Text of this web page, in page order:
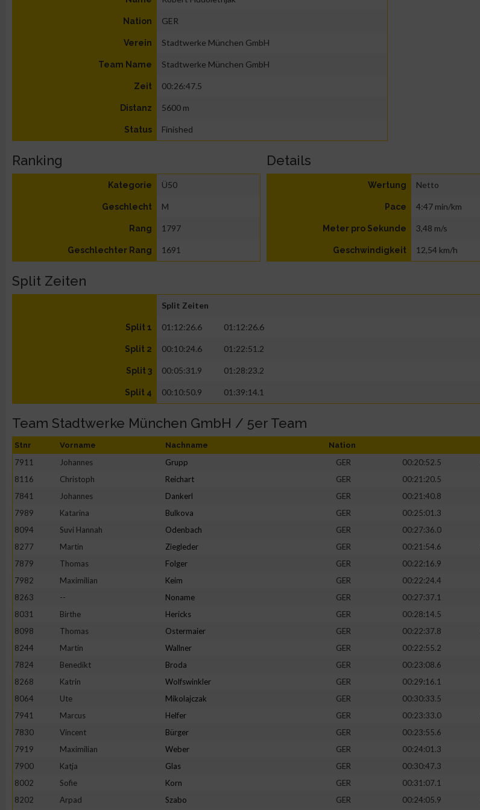
Nation GER
Verein Stadtwerke München GmbH
Team Name Stadtwerke München GmbH
Zeit 00:26:47.5
Distanz 5600 m
Status Finished
Ranking
Kategorie Ü50
Geschlecht M
Rang 1797
Geschlechter Rang 1691
Details
Wertung Netto
Pace 4:47 min/km
Meter pro Sekunde 3,48 m/s
Geschwindigkeit 12,54 km/h
Split Zeiten
Split Zeiten
Split 1 01:12:26.6 01:12:26.6
Split 2 00:10:24.6 01:22:51.2
Split 3 00:05:31.9 01:28:23.2
Split 4 00:10:50.9 01:39:14.1
Team Stadtwerke München GmbH / 5er Team
Stnr Vorname Nachname Nation
7911 Johannes Grupp GER 00:20:52.5
8116
Christoph Reichart GER
00:21:20.5
7841
Johannes Dankerl GER
00:21:40.8
7989
Katarina Bulkova GER
00:25:01.3
8094
Suvi Hannah Odenbach GER
00:27:36.0
8277
Martin Ziegleder GER 00:21:54.6
7879
Thomas Folger GER
00:22:16.9
7982
Maximilian Keim GER
00:22:24.4
8263
-- Noname GER
00:27:37.1
8031
Birthe Hericks GER
00:28:14.5
8098
Thomas Ostermaier GER 00:22:37.8
8244
Martin Wallner GER
00:22:55.2
7824
Benedikt Broda GER
00:23:08.6
8268
Katrin Wolfswinkler GER
00:29:16.1
8064
Ute Mikolajczak GER
00:30:33.5
7941
Marcus Helfer GER 00:23:33.0
7830
Vincent Bürger GER
00:23:55.6
7919
Maximilian Weber GER
00:24:01.3
7900
Katja Glas GER
00:30:47.3
8002
Sofie Korn GER
00:31:07.1
8202
Arpad Szabo GER 00:24:05.9